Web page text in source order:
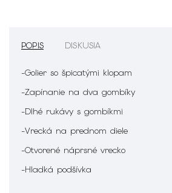
POPIS DISKUSIA
-Golier so špicatými klopam
-Zapínanie na dva gombíky
-Dlhé rukávy s gombíkmi
-Vrecká na prednom diele
-Otvorené náprsné vrecko
-Hladká podšívka